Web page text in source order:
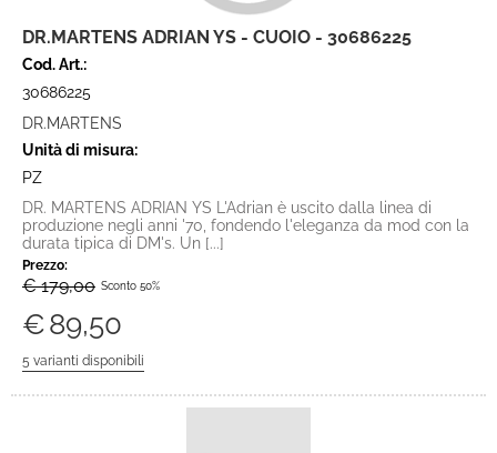
DR.MARTENS ADRIAN YS - CUOIO - 30686225
Cod. Art.:
30686225
DR.MARTENS
Unità di misura:
PZ
DR. MARTENS ADRIAN YS L'Adrian è uscito dalla linea di
produzione negli anni '70, fondendo l'eleganza da mod con la
durata tipica di DM's. Un [...]
Prezzo:
€ 179,00 Sconto 50%
€89,50